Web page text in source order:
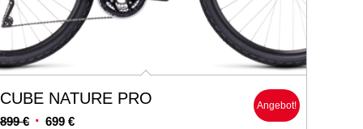
CUBE NATURE PRO
899€ Ursprünglicher
699€Aktueller
Angebot!